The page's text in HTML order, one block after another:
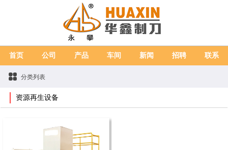
首页 公司 产品 车间 新闻 招聘 联系
分类列表
资源再生设备